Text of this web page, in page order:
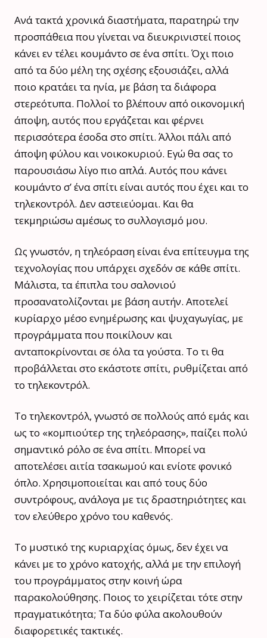
Ανά τακτά χρονικά διαστήματα, παρατηρώ την
προσπάθεια που γίνεται να διευκρινιστεί ποιος
κάνει εν τέλει κουμάντο σε ένα σπίτι. Όχι ποιο
από τα δύο μέλη της σχέσης εξουσιάζει, αλλά
ποιο κρατάει τα ηνία, με βάση τα διάφορα
στερεότυπα. Πολλοί το βλέπουν από οικονομική
άποψη, αυτός που εργάζεται και φέρνει
περισσότερα έσοδα στο σπίτι. Άλλοι πάλι από
άποψη φύλου και νοικοκυριού. Εγώ θα σας το
παρουσιάσω λίγο πιο απλά. Aυτός που κάνει
κουμάντο σ’ ένα σπίτι είναι αυτός που έχει και το
τηλεκοντρόλ. Δεν αστειεύομαι. Και θα
τεκμηριώσω αμέσως το συλλογισμό μου.
Ως γνωστόν, η τηλεόραση είναι ένα επίτευγμα της
τεχνολογίας που υπάρχει σχεδόν σε κάθε σπίτι.
Μάλιστα, τα έπιπλα του σαλονιού
προσανατολίζονται με βάση αυτήν. Αποτελεί
κυρίαρχο μέσο ενημέρωσης και ψυχαγωγίας, με
προγράμματα που ποικίλουν και
ανταποκρίνονται σε όλα τα γούστα. Το τι θα
προβάλλεται στο εκάστοτε σπίτι, ρυθμίζεται από
το τηλεκοντρόλ.
Το τηλεκοντρόλ, γνωστό σε πολλούς από εμάς και
ως το «κομπιούτερ της τηλεόρασης», παίζει πολύ
σημαντικό ρόλο σε ένα σπίτι. Μπορεί να
αποτελέσει αιτία τσακωμού και ενίοτε φονικό
όπλο. Χρησιμοποιείται και από τους δύο
συντρόφους, ανάλογα με τις δραστηριότητες και
τον ελεύθερο χρόνο του καθενός.
Το μυστικό της κυριαρχίας όμως, δεν έχει να
κάνει με το χρόνο κατοχής, αλλά με την επιλογή
του προγράμματος στην κοινή ώρα
παρακολούθησης. Ποιος το χειρίζεται τότε στην
πραγματικότητα; Τα δύο φύλα ακολουθούν
διαφορετικές τακτικές.